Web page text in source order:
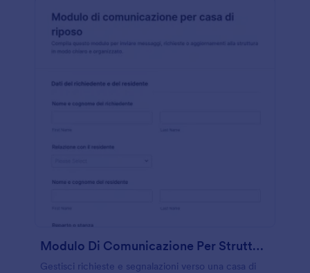
Modulo Di Comunicazione Per Strutture Residenziali Per Anziani
Gestisci richieste e segnalazioni verso una casa di